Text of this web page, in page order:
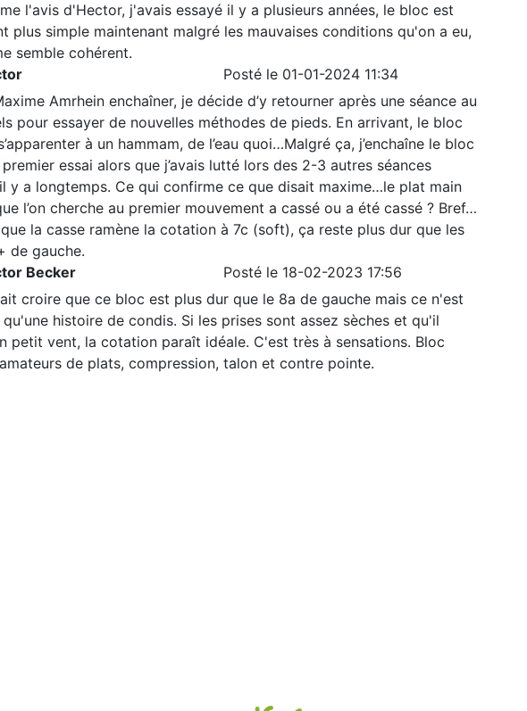
l'avis d'Hector, j'avais essayé il y a plusieurs années, le bloc est
plus simple maintenant malgré les mauvaises conditions qu'on a eu,
semble cohérent.
Posté le 01-01-2024 11:34
Amrhein enchaîner, je décide d’y retourner après une séance au
pour essayer de nouvelles méthodes de pieds. En arrivant, le bloc
à un hammam, de l’eau quoi…Malgré ça, j’enchaîne le bloc
essai alors que j’avais lutté lors des 2-3 autres séances
y a longtemps. Ce qui confirme ce que disait maxime…le plat main
l’on cherche au premier mouvement a cassé ou a été cassé ? Bref…
la casse ramène la cotation à 7c (soft), ça reste plus dur que les
de gauche.
Becker
Posté le 18-02-2023 17:56
croire que ce bloc est plus dur que le 8a de gauche mais ce n'est
histoire de condis. Si les prises sont assez sèches et qu'il
petit vent, la cotation paraît idéale. C'est très à sensations. Bloc
de plats, compression, talon et contre pointe.